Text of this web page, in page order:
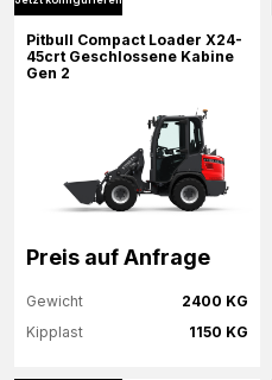
Mehr Informationen
Pitbull Compact Loader X24-
45crt Geschlossene Kabine
Gen 2
Preis auf Anfrage
2400 KG
Gewicht
1150 KG
Kipplast